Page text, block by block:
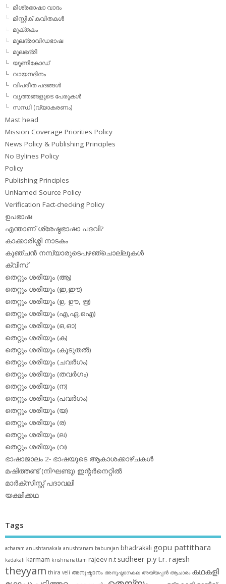
മിശ്രഭാഷാ വാദം
മിസ്റ്റിക് കവിതകള്‍
മുക്തകം
മൂലദ്രാവിഡഭാഷ
മൂലഭദ്രി
യൂണികോഡ്
വായനദിനം
വിപരീത പദങ്ങള്‍
വൃത്തങ്ങളുടെ പേരുകള്‍
സന്ധി (വ്യാകരണം)
Mast head
Mission Coverage Priorities Policy
News Policy & Publishing Principles
No Bylines Policy
Policy
Publishing Principles
UnNamed Source Policy
Verification Fact-checking Policy
ഉപഭാഷ
എന്താണ് ശ്രേഷ്ഠഭാഷാ പദവി?
കാക്കാരിശ്ശി നാടകം
കുഞ്ചന്‍ നമ്പ്യാരുടെപഴഞ്ചൊല്ലുകള്‍
ക്വിസ്
തെറ്റും ശരിയും (ആ)
തെറ്റും ശരിയും (ഇ,ഈ)
തെറ്റും ശരിയും (ഉ, ഊ, ഋ)
തെറ്റും ശരിയും (എ,ഏ,ഐ)
തെറ്റും ശരിയും (ഒ,ഓ)
തെറ്റും ശരിയും (ക)
തെറ്റും ശരിയും (കൂടുതല്‍)
തെറ്റും ശരിയും (ചവര്‍ഗം)
തെറ്റും ശരിയും (തവര്‍ഗം)
തെറ്റും ശരിയും (ന)
തെറ്റും ശരിയും (പവര്‍ഗം)
തെറ്റും ശരിയും (യ)
തെറ്റും ശരിയും (ര)
തെറ്റും ശരിയും (ല)
തെറ്റും ശരിയും (വ)
ഭാഷാജാലം 2- ഭാഷയുടെ ആകാശക്കാഴ്ചകള്‍
മഷിത്തണ്ട് (നിഘണ്ടു) ഇന്റര്‍നെറ്റില്‍
മാര്‍ക്‌സിസ്റ്റ് പദാവലി
യക്ഷിക്കഥ
Tags
acharam anushtanakala anushtanam baburajan bhadrakali gopu pattithara
kadakali karmam krishnanattam rajeev n.t sudheer p.yt.r. rajesh
theyyam thira veli അനുഷ്ഠാനം അനുഷ്ഠാനകല അയ്യപ്പന്‍ ആചാരം കഥകളി